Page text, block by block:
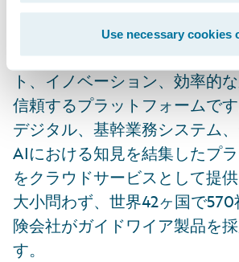
Use necessary cookies
ガイドワイア ソフトウェアにつ
Guidewireは、損害保険会社が
ト、イノベーション、効率的
信頼するプラットフォームです
デジタル、基幹業務システム、
AIにおける知見を結集したプ
をクラウドサービスとして提供
大小問わず、世界42ヶ国で
険会社がガイドワイア製品を
す。